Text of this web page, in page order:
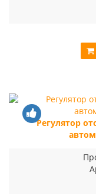
Регулятор